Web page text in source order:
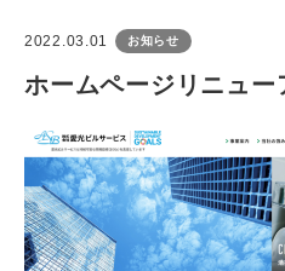
2022.03.01 お知らせ
ホームページリニュー